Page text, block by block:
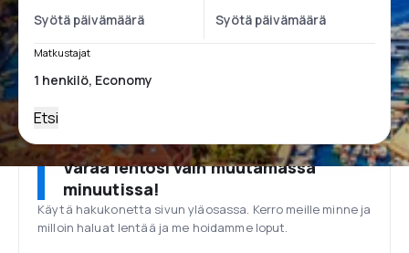
Matkustajat
Etsi
Varaa lentosi vain muutamassa
minuutissa!
Käytä hakukonetta sivun yläosassa. Kerro meille minne ja
milloin haluat lentää ja me hoidamme loput.